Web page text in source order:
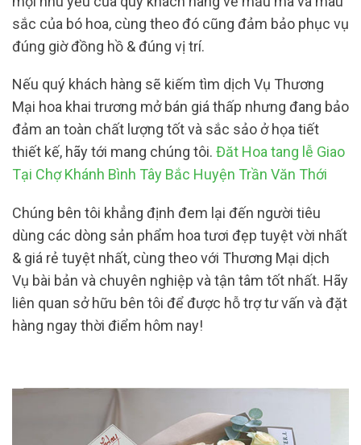
sắc của bó hoa, cùng theo đó cũng đảm bảo phục vụ
đúng giờ đồng hồ & đúng vị trí.
Nếu quý khách hàng sẽ kiếm tìm dịch Vụ Thương
Mại hoa khai trương mở bán giá thấp nhưng đang bảo
đảm an toàn chất lượng tốt và sắc sảo ở họa tiết
thiết kế, hãy tới mang chúng tôi. Đăt Hoa tang lễ Giao
Tại Chợ Khánh Bình Tây Bắc Huyện Trần Văn Thới
Chúng bên tôi khẳng định đem lại đến người tiêu
dùng các dòng sản phẩm hoa tươi đẹp tuyệt vời nhất
& giá rẻ tuyệt nhất, cùng theo với Thương Mại dịch
Vụ bài bản và chuyên nghiệp và tận tâm tốt nhất. Hãy
liên quan sở hữu bên tôi để được hỗ trợ tư vấn và đặt
hàng ngay thời điểm hôm nay!